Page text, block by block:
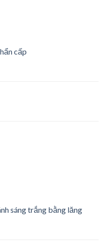
cấp
sáng trắng bằng lăng